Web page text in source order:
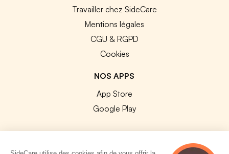
Travailler chez SideCare
Mentions légales
CGU & RGPD
Cookies
NOS APPS
App Store
Google Play